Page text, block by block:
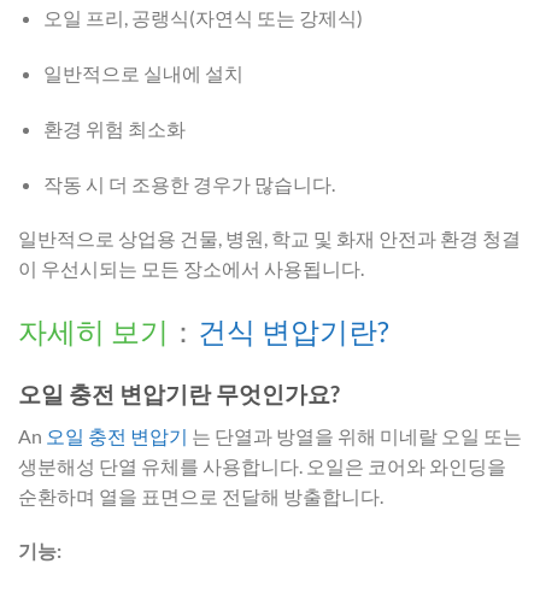
오일 프리, 공랭식(자연식 또는 강제식)
일반적으로 실내에 설치
환경 위험 최소화
작동 시 더 조용한 경우가 많습니다.
일반적으로 상업용 건물, 병원, 학교 및 화재 안전과 환경 청결
이 우선시되는 모든 장소에서 사용됩니다.
자세히 보기 ： 건식 변압기란?
오일 충전 변압기란 무엇인가요?
An 오일 충전 변압기 는 단열과 방열을 위해 미네랄 오일 또는
생분해성 단열 유체를 사용합니다. 오일은 코어와 와인딩을
순환하며 열을 표면으로 전달해 방출합니다.
기능: